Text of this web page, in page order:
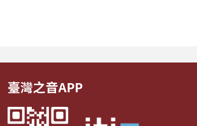
臺灣之音APP